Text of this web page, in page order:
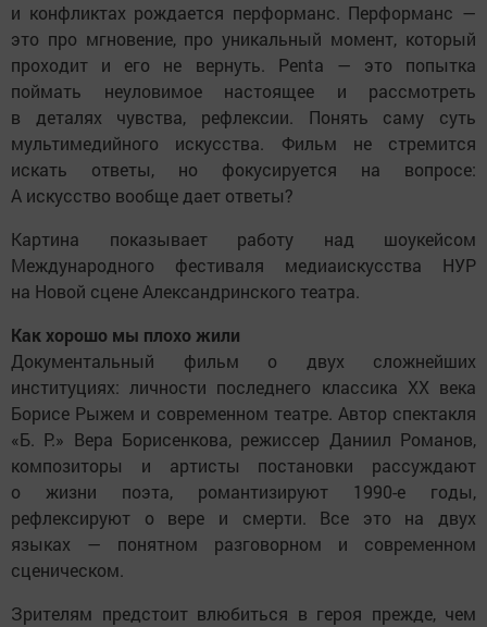
и конфликтах рождается перформанс. Перформанс —
это про мгновение, про уникальный момент, который
проходит и его не вернуть. Penta — это попытка
поймать неуловимое настоящее и рассмотреть
в деталях чувства, рефлексии. Понять саму суть
мультимедийного искусства. Фильм не стремится
искать ответы, но фокусируется на вопросе:
А искусство вообще дает ответы?
Картина показывает работу над шоукейсом
Международного фестиваля медиаискусства НУР
на Новой сцене Александринского театра.
Как хорошо мы плохо жили
Документальный фильм о двух сложнейших
институциях: личности последнего классика XX века
Борисе Рыжем и современном театре. Автор спектакля
«Б. Р.» Вера Борисенкова, режиссер Даниил Романов,
композиторы и артисты постановки рассуждают
о жизни поэта, романтизируют 1990-е годы,
рефлексируют о вере и смерти. Все это на двух
языках — понятном разговорном и современном
сценическом.
Зрителям предстоит влюбиться в героя прежде, чем